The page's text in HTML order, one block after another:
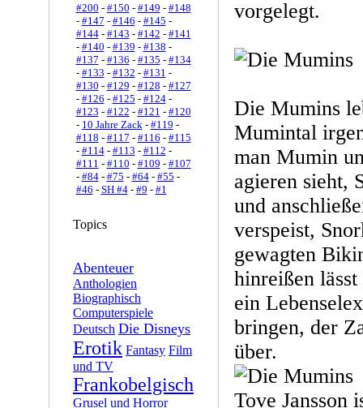
#200 - #150 - #149 - #148
- #147 - #146 - #145 -
#144- #143 - #142 - #141
- #140 - #139 - #138 -
#137 - #136 - #135 - #134
- #133 - #132 - #131 -
#130 - #129 - #128 - #127
- #126 - #125 - #124-
#123 - #122 - #121 - #120
- 10 Jahre Zack- #119 -
#118 - #117 - #116 - #115
- #114- #113 - #112 -
#111 - #110 - #109 - #107
- #84- #75 - #64- #55 -
#46 - SH #4- #9 - #1
Topics
Abenteuer
Anthologien
Biographisch
Computerspiele
Deutsch Die Disneys
Erotik Fantasy Film
und TV
Frankobelgisch
Grusel und Horror
vorgelegt.
Die Mumins
Mumintal
man Mumin
agieren sieht,
und
verspeist,
gewagten
hinreißen
ein
bringen, der
über.
Tove Jansson